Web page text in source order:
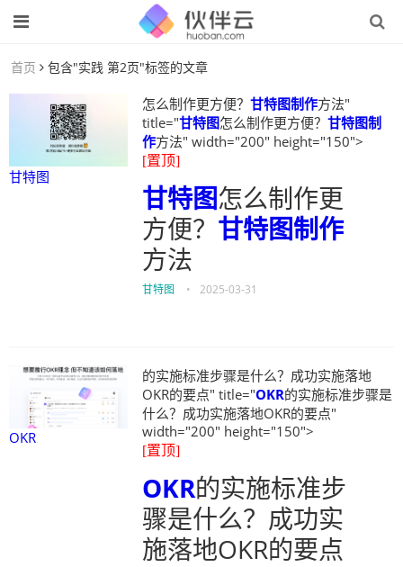
首页 包含"实践 第2页"标签的文章
甘特图
怎么制作更方便？ 甘特图制作方法"
title="甘特图怎么制作更方便？ 甘特图制
作方法" width="200" height="150">
[置顶]
甘特图怎么制作更
方便？ 甘特图制作
方法
甘特图 • 2025-03-31
OKR
的实施标准步骤是什么？成功实施落地
OKR的要点" title="OKR的实施标准步骤是
什么？成功实施落地OKR的要点"
width="200" height="150">
[置顶]
OKR的实施标准步
骤是什么？成功实
施落地OKR的要点